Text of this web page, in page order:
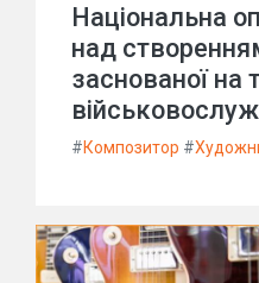
Національна
над
заснованої на
#Композитор #